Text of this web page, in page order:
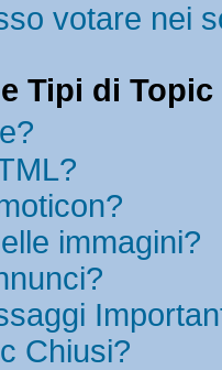
votare nei
Tipi di Topic
immagini?
Chiusi?